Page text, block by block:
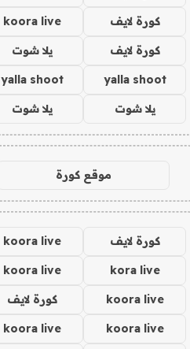
كورة لايف koora live
كورة لايف يلا شوت
yalla shoot
yalla shoot
يلا شوت يلا شوت
موقع كورة
كورة لايف koora live
kora live
koora live
koora live كورة لايف
koora live
koora live